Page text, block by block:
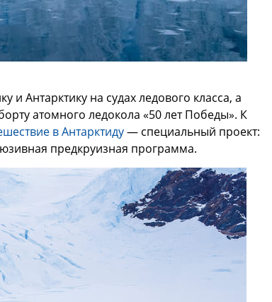
и Антарктику на судах ледового класса, а
атомного ледокола «50 лет Победы». К
в Антарктиду— специальный проект:
предкруизная программа.